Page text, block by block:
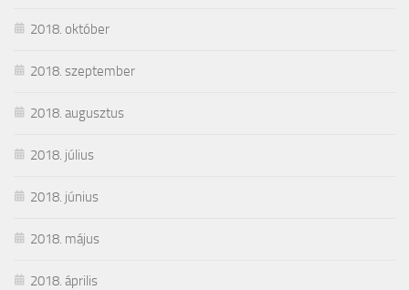
2018. október
2018. szeptember
2018. augusztus
2018. július
2018. június
2018. május
2018. április